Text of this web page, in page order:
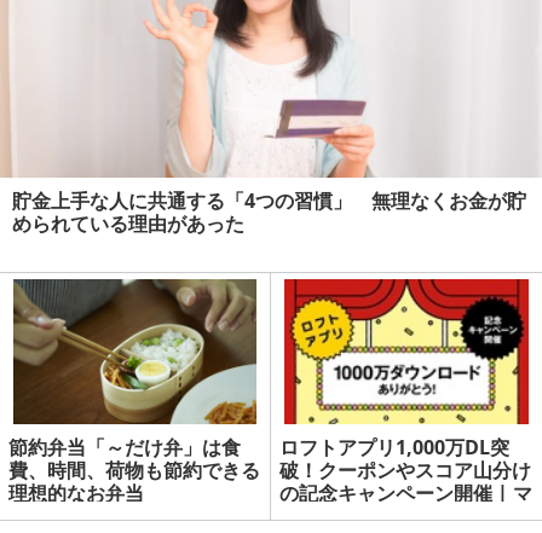
貯金上手な人に共通する「4つの習慣」 無理なくお金が貯
められている理由があった
節約弁当「～だけ弁」は食
費、時間、荷物も節約できる
理想的なお弁当
ロフトアプリ1,000万DL突
破！クーポンやスコア山分け
の記念キャンペーン開催 | マ
ネーの達人